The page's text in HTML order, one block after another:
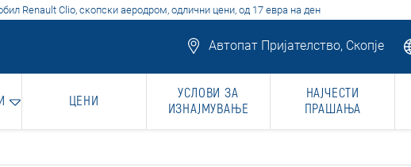
Renault Clio, скопски аеродром, одлични цени, од 17 евра на ден
Автопат Пријателство, Скопје
ЦЕНИ
УСЛОВИ ЗА
ИЗНАЈМУВАЊЕ
НАЈЧЕСТИ
ПРАШАЊА